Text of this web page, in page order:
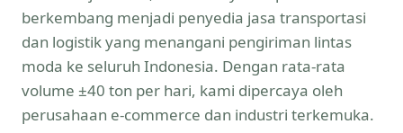
berkembang menjadi penyedia jasa transportasi
dan logistik yang menangani pengiriman lintas
moda ke seluruh Indonesia. Dengan rata-rata
volume ±40 ton per hari, kami dipercaya oleh
perusahaan e-commerce dan industri terkemuka.